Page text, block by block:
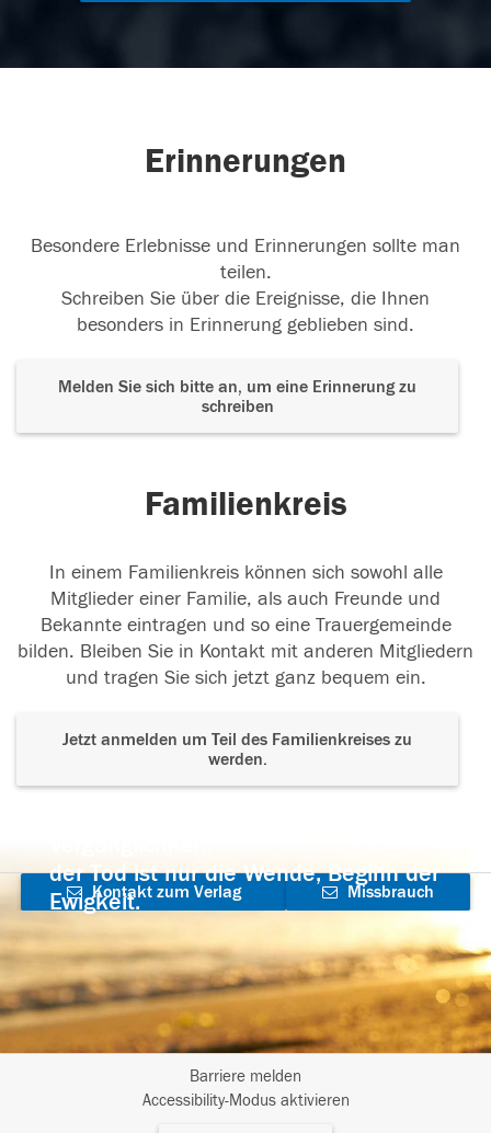
Erinnerungen
Besondere Erlebnisse und Erinnerungen sollte man
teilen.
Schreiben Sie über die Ereignisse, die Ihnen
besonders in Erinnerung geblieben sind.
Melden Sie sich bitte an, um eine Erinnerung zu
schreiben
Familienkreis
In einem Familienkreis können sich sowohl alle
Mitglieder einer Familie, als auch Freunde und
Bekannte eintragen und so eine Trauergemeinde
bilden. Bleiben Sie in Kontakt mit anderen Mitgliedern
und tragen Sie sich jetzt ganz bequem ein.
Jetzt anmelden um Teil des Familienkreises zu
werden.
der Tod ist nur die Wende, Beginn der
Ewigkeit.
Kontakt zum Verlag
aufnehmen
Missbrauch
Barriere melden
Accessibility-Modus aktivieren